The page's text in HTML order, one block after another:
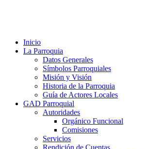
Inicio
La Parroquia
Datos Generales
Símbolos Parroquiales
Misión y Visión
Historia de la Parroquia
Guía de Actores Locales
GAD Parroquial
Autoridades
Orgánico Funcional
Comisiones
Servicios
Rendición de Cuentas